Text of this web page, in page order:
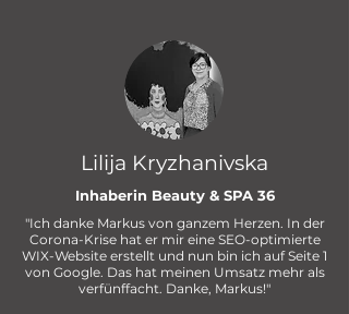
Lilija Kryzhanivska
Inhaberin Beauty & SPA 36
"Ich danke Markus von ganzem Herzen. In der
Corona-Krise hat er mir eine SEO-optimierte
WIX-Website erstellt und nun bin ich auf Seite 1
von Google. Das hat meinen Umsatz mehr als
verfünffacht. Danke, Markus!"